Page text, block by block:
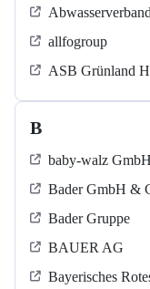
allfogroup
ASB Grün­land
B
baby-walz GmbH
Bader GmbH &
Bader Gruppe
BAUER AG
Bayerisches